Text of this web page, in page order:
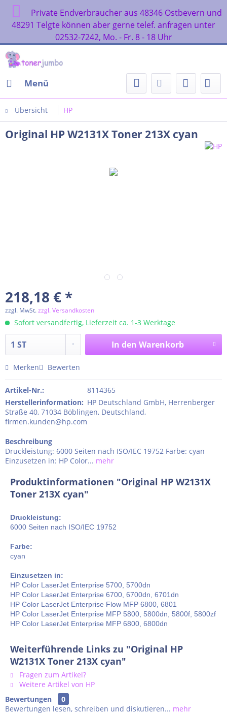
Private Endverbraucher aus 48346 Ostbevern und
48291 Telgte können aber gerne telef. anfragen unter
02532-7242, Mo. - Fr. 8 - 18 Uhr
Menü
Übersicht HP
Original HP W2131X Toner 213X cyan
218,18 € *
zzgl. MwSt.zzgl. Versandkosten
Sofort versandfertig, Lieferzeit ca. 1-3 Werktage
In den Warenkorb
Merken Bewerten
Artikel-Nr.:
8114365
Herstellerinformation: HP Deutschland GmbH, Herrenberger
Straße 40, 71034 Böblingen, Deutschland,
firmen.kunden@hp.com
Beschreibung
Druckleistung: 6000 Seiten nach ISO/IEC 19752 Farbe: cyan
Einzusetzen in: HP Color... mehr
Produktinformationen "Original HP W2131X
Toner 213X cyan"
Druckleistung:
6000 Seiten nach ISO/IEC 19752
Farbe:
cyan
Einzusetzen in:
HP Color LaserJet Enterprise 5700, 5700dn
HP Color LaserJet Enterprise 6700, 6700dn, 6701dn
HP Color LaserJet Enterprise Flow MFP 6800, 6801
HP Color LaserJet Enterprise MFP 5800, 5800dn, 5800f, 5800zf
HP Color LaserJet Enterprise MFP 6800, 6800dn
Weiterführende Links zu "Original HP
W2131X Toner 213X cyan"
Fragen zum Artikel?
Weitere Artikel von HP
Bewertungen
0
Bewertungen lesen, schreiben und diskutieren... mehr